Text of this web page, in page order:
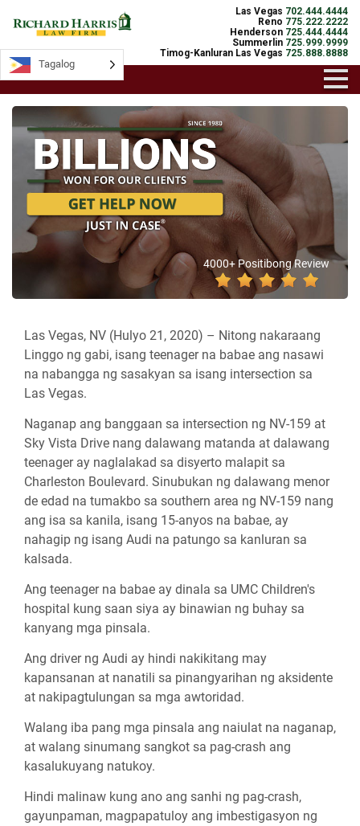
Las Vegas 702.444.4444
Reno 775.222.2222
Henderson 725.444.4444
Summerlin 725.999.9999
Timog-Kanluran Las Vegas 725.888.8888
4000+ Positibong Review
Las Vegas, NV (Hulyo 21, 2020) – Nitong nakaraang
Linggo ng gabi, isang teenager na babae ang nasawi
na nabangga ng sasakyan sa isang intersection sa
Las Vegas.
Naganap ang banggaan sa intersection ng NV-159 at
Sky Vista Drive nang dalawang matanda at dalawang
teenager ay naglalakad sa disyerto malapit sa
Charleston Boulevard. Sinubukan ng dalawang menor
de edad na tumakbo sa southern area ng NV-159 nang
ang isa sa kanila, isang 15-anyos na babae, ay
nahagip ng isang Audi na patungo sa kanluran sa
kalsada.
Ang teenager na babae ay dinala sa UMC Children's
hospital kung saan siya ay binawian ng buhay sa
kanyang mga pinsala.
Ang driver ng Audi ay hindi nakikitang may
kapansanan at nanatili sa pinangyarihan ng aksidente
at nakipagtulungan sa mga awtoridad.
Walang iba pang mga pinsala ang naiulat na naganap,
at walang sinumang sangkot sa pag-crash ang
kasalukuyang natukoy.
Hindi malinaw kung ano ang sanhi ng pag-crash,
gayunpaman, magpapatuloy ang imbestigasyon ng
Tagalog